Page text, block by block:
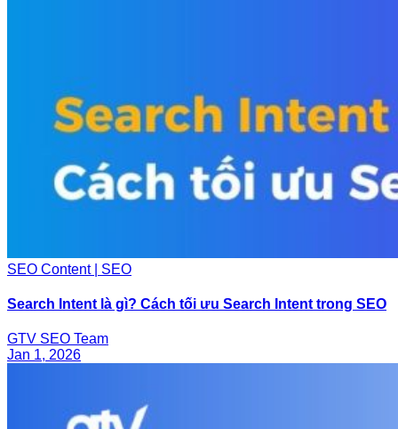
SEO Content | SEO
Search Intent là gì? Cách tối ưu Search Intent trong SEO
GTV SEO Team
Jan 1, 2026